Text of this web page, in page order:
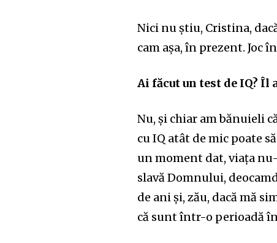
Nici nu știu, Cristina,
cam așa, în prezent. Joc
Ai făcut un test de IQ? Îl
Nu, și chiar am bănuieli
cu IQ atât de mic poate
un moment dat, viața
slavă Domnului,
de ani și, zău, dacă mă
că sunt într-o perioadă